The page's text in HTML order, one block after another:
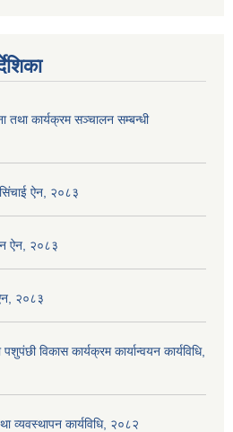
तथा कार्यक्रम सञ्चालन सम्बन्धी
सिंचाई ऐन, २०८३
ऐन, २०८३
२०८३
विकास कार्यक्रम कार्यान्वयन कार्यविधि,
व्यवस्थापन कार्यविधि, २०८२